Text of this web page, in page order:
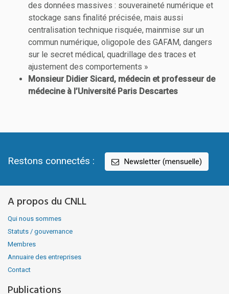
des données massives : souveraineté numérique et
stockage sans finalité précisée, mais aussi
centralisation technique risquée, mainmise sur un
commun numérique, oligopole des GAFAM, dangers
sur le secret médical, quadrillage des traces et
ajustement des comportements »
Monsieur Didier Sicard, médecin et professeur de
médecine à l’Université Paris Descartes
Restons connectés : Newsletter (mensuelle)
A propos du CNLL
Qui nous sommes
Statuts / gouvernance
Membres
Annuaire des entreprises
Contact
Publications